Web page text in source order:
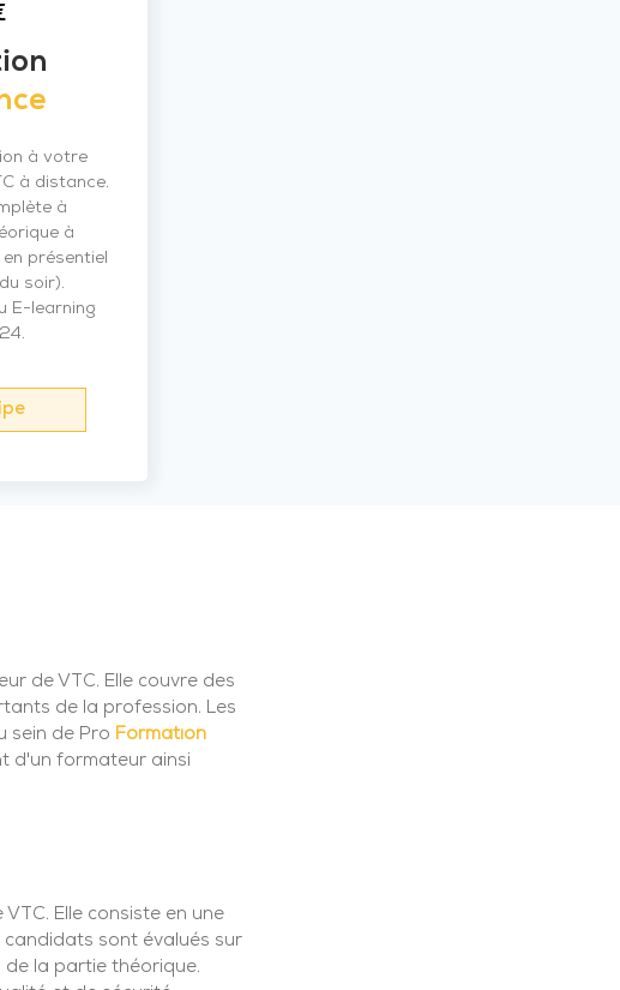
à votre
à distance.
à
à
présentiel
soir).
E-learning
de VTC. Elle couvre des
de la profession. Les
sein de Pro Formation
d'un formateur ainsi
Elle consiste en une
sont évalués sur
de la partie théorique.